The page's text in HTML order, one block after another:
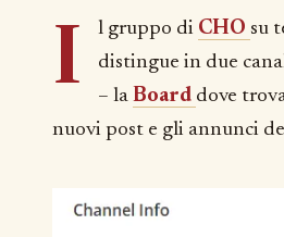
I l gruppo di CHO su
distingue in due
– la Board dove
nuovi post e gli annunci